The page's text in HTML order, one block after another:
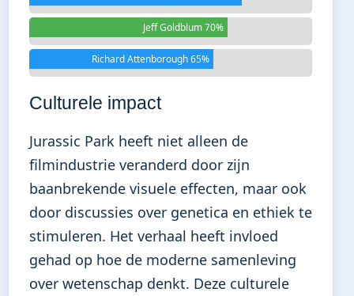
Jeff Goldblum 70%
Richard Attenborough 65%
Culturele impact
Jurassic Park heeft niet alleen de
filmindustrie veranderd door zijn
baanbrekende visuele effecten, maar ook
door discussies over genetica en ethiek te
stimuleren. Het verhaal heeft invloed
gehad op hoe de moderne samenleving
over wetenschap denkt. Deze culturele